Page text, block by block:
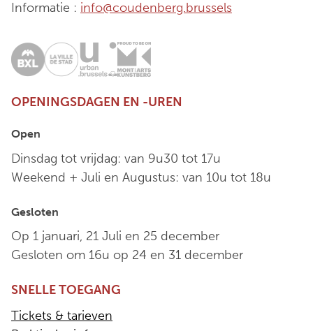
Informatie : info@coudenberg.brussels
OPENINGSDAGEN EN -UREN
Open
Dinsdag tot vrijdag: van 9u30 tot 17u
Weekend + Juli en Augustus: van 10u tot 18u
Gesloten
Op 1 januari, 21 Juli en 25 december
Gesloten om 16u op 24 en 31 december
SNELLE TOEGANG
Tickets & tarieven